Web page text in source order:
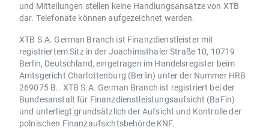
und Mitteilungen stellen keine Handlungsansätze von XTB
dar. Telefonate können aufgezeichnet werden.
XTB S.A. German Branch ist Finanzdienstleister mit
registriertem Sitz in der Joachimsthaler Straße 10, 10719
Berlin, Deutschland, eingetragen im Handelsregister beim
Amtsgericht Charlottenburg (Berlin) unter der Nummer HRB
269075 B.. XTB S.A. German Branch ist registriert bei der
Bundesanstalt für Finanzdienstleistungsaufsicht (BaFin)
und unterliegt grundsätzlich der Aufsicht und Kontrolle der
polnischen Finanzaufsichtsbehörde KNF.